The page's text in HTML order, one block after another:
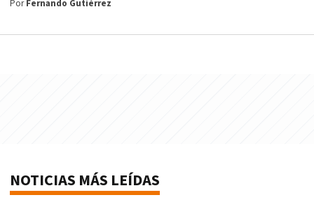
PorFernando Gutiérrez
NOTICIAS MÁS LEÍDAS